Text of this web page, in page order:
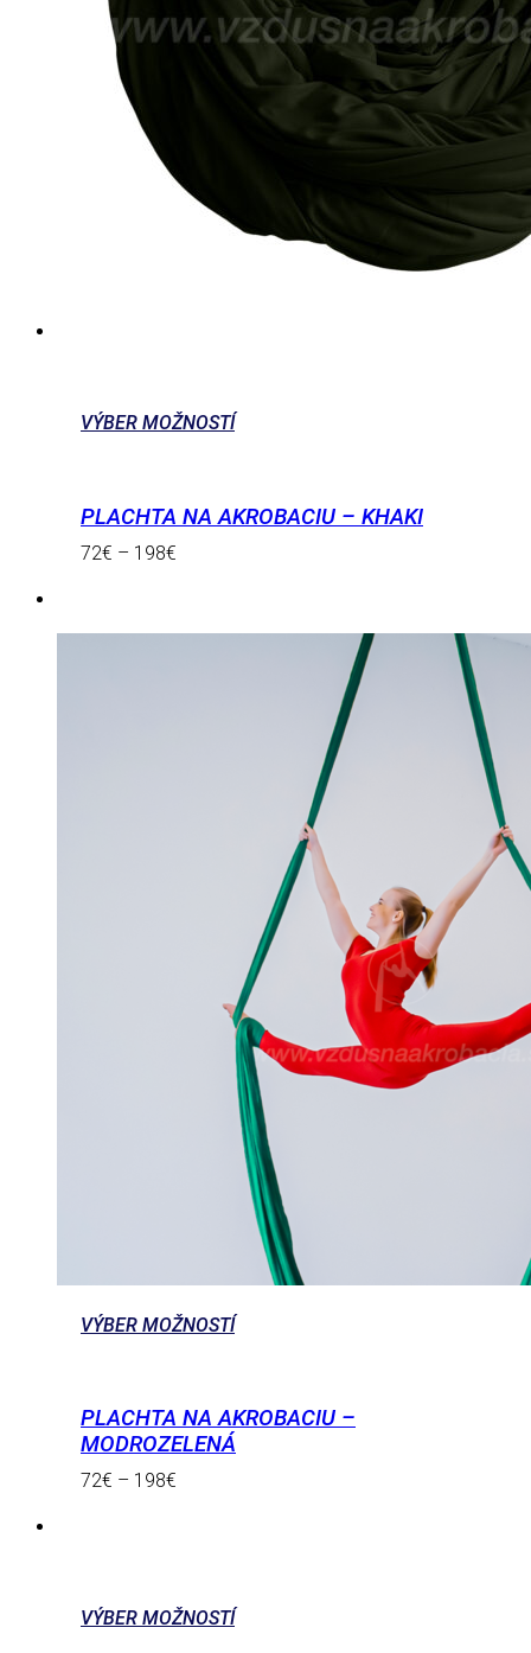
VÝBER MOŽNOSTÍ
PLACHTA NA AKROBACIU – KHAKI
72€ – 198€
VÝBER MOŽNOSTÍ
PLACHTA NA AKROBACIU –
MODROZELENÁ
72€ – 198€
VÝBER MOŽNOSTÍ